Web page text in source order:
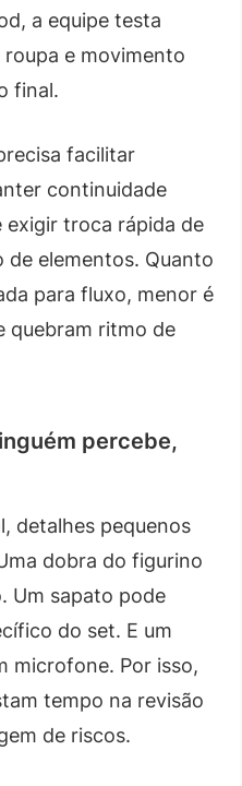
a equipe testa
e movimento
final.
facilitar
continuidade
exigir troca rápida de
elementos. Quanto
para fluxo, menor é
quebram ritmo de
percebe,
detalhes pequenos
dobra do figurino
Um sapato pode
do set. E um
microfone. Por isso,
tempo na revisão
de riscos.